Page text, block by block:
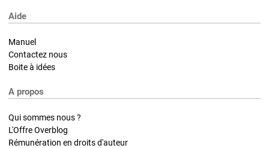
Aide
Manuel
Contactez nous
Boite à idées
A propos
Qui sommes nous ?
L'Offre Overblog
Rémunération en droits d'auteur